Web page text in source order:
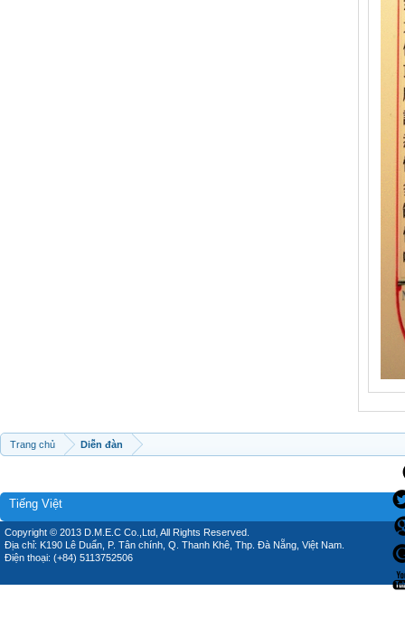
Trang chủ Diễn đàn
Tiếng Việt
Copyright © 2013 D.M.E.C Co.,Ltd, All Rights Reserved.
Địa chỉ: K190 Lê Duẩn, P. Tân chính, Q. Thanh Khê, Thp. Đà Nẵng, Việt Nam.
Điện thoại: (+84) 5113752506